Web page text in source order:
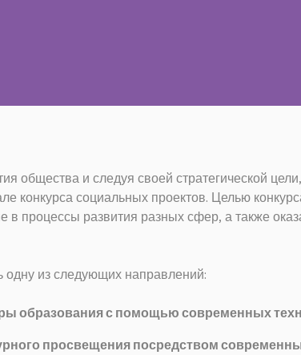
общества и следуя своей стратегической цели,
конкурса социальных проектов. Целью
в процессы развития разных сфер, а также
из следующих направлений:
образования с помощью современных
просвещения посредством